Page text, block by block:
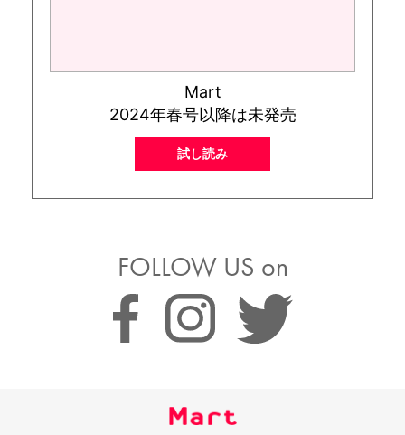
Mart
2024年春号以降は未発売
試し読み
FOLLOW US on